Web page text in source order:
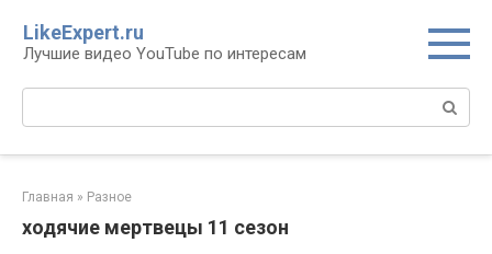
контенту
LikeExpert.ru
Лучшие видео YouTube по интересам
Главная » Разное
ходячие мертвецы 11 сезон